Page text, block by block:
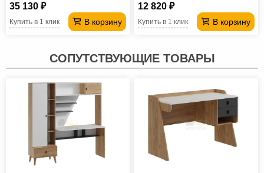
35 130 ₽
В корзину
Купить в 1 клик
12 820 ₽
В корзину
Купить в 1 клик
СОПУТСТВУЮЩИЕ ТОВАРЫ